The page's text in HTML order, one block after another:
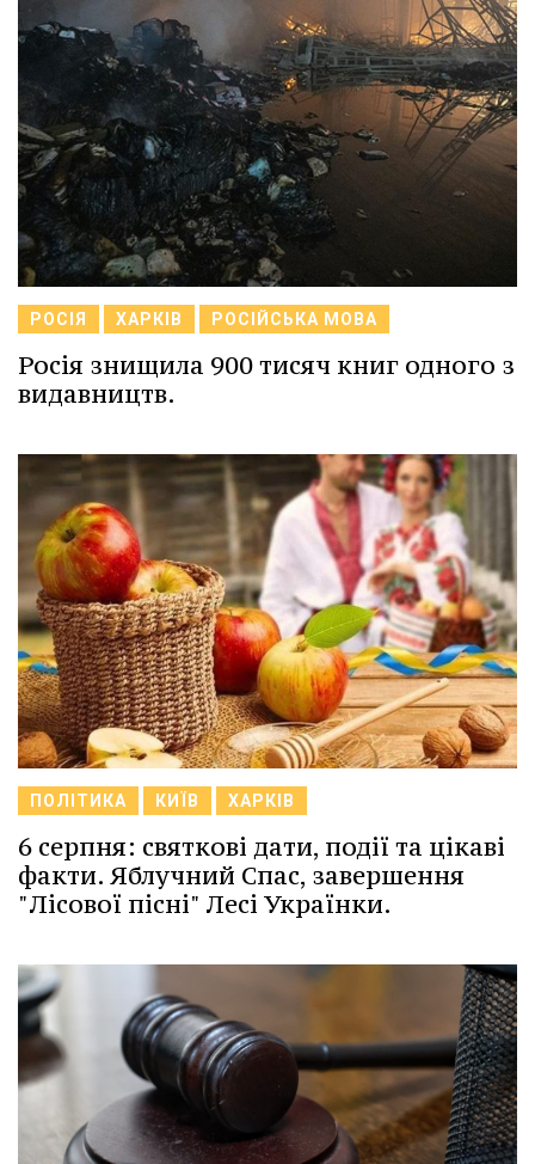
РОСІЯ ХАРКІВ РОСІЙСЬКА МОВА
Росія знищила 900 тисяч книг одного з
видавництв.
ПОЛІТИКА КИЇВ ХАРКІВ
6 серпня: святкові дати, події та цікаві
факти. Яблучний Спас, завершення
"Лісової пісні" Лесі Українки.